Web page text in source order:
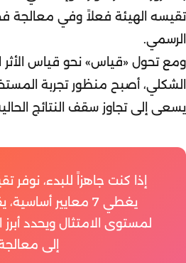
تقيسه الهيئة فعلاً وفي معالجة
الرسمي.
ومع تحول «قياس» نحو قياس الأثر
الشكلي، أصبح منظور تجربة
يسعى إلى تجاوز سقف النتائج
إذا كنت جاهزاً للبدء، نوفر
يغطي 7 معايير
لمستوى الامتثال ويحدد أبرز
إلى